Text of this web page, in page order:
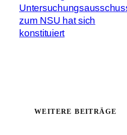
zum NSU hat sich
konstituiert
WEITERE BEITRÄGE